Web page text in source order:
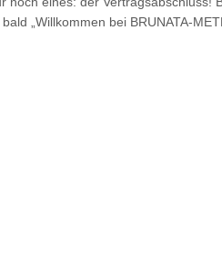
„Willkommen bei BRUNATA-